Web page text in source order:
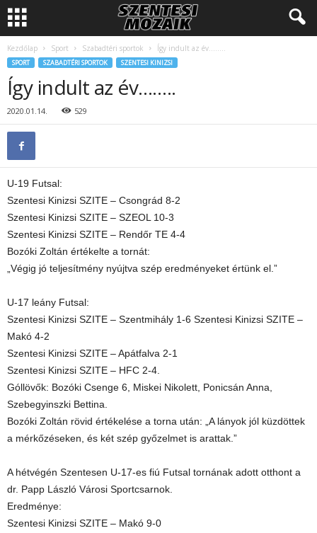
Kezdőlap Sport Szabadtéri sportok Így indult az év……..
SPORT SZABADTÉRI SPORTOK SZENTESI KINIZSI
Így indult az év……..
2020.01.14. 529
U-19 Futsal:
Szentesi Kinizsi SZITE – Csongrád 8-2
Szentesi Kinizsi SZITE – SZEOL 10-3
Szentesi Kinizsi SZITE – Rendőr TE 4-4
Bozóki Zoltán értékelte a tornát:
„Végig jó teljesítmény nyújtva szép eredményeket értünk el.”
U-17 leány Futsal:
Szentesi Kinizsi SZITE – Szentmihály 1-6 Szentesi Kinizsi SZITE –
Makó 4-2
Szentesi Kinizsi SZITE – Apátfalva 2-1
Szentesi Kinizsi SZITE – HFC 2-4.
Góllövők: Bozóki Csenge 6, Miskei Nikolett, Ponicsán Anna,
Szebegyinszki Bettina.
Bozóki Zoltán rövid értékelése a torna után: „A lányok jól küzdöttek
a mérkőzéseken, és két szép győzelmet is arattak.”
A hétvégén Szentesen U-17-es fiú Futsal tornának adott otthont a
dr. Papp László Városi Sportcsarnok.
Eredménye:
Szentesi Kinizsi SZITE – Makó 9-0